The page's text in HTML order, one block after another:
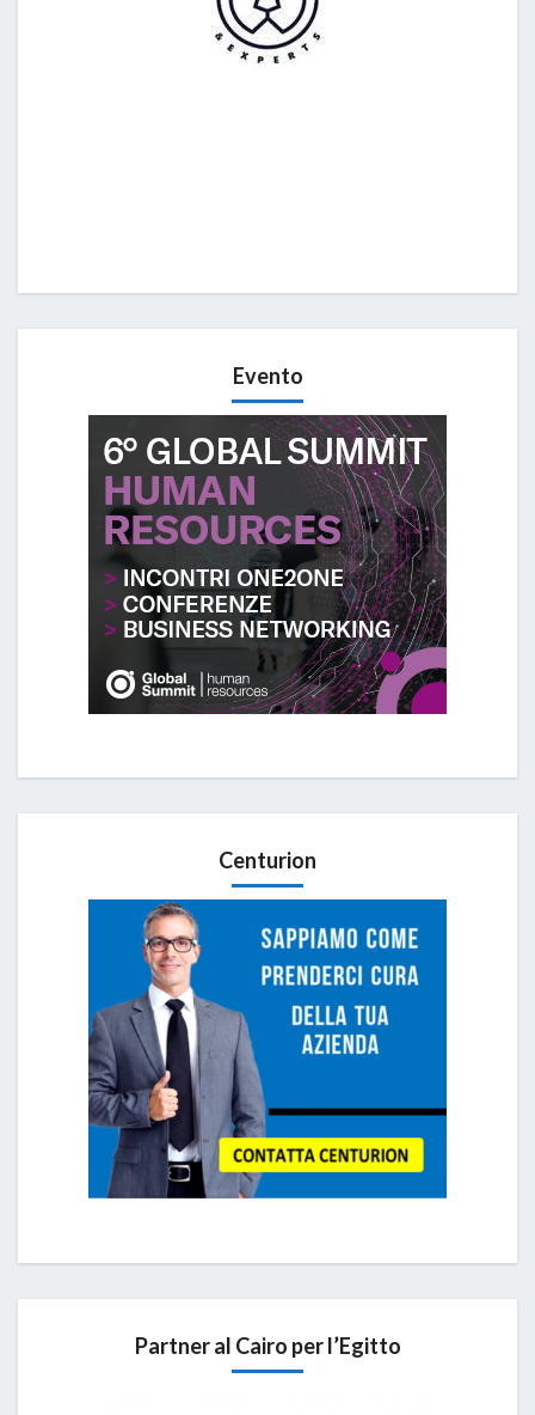
Evento
Centurion
Partner al Cairo per l’Egitto